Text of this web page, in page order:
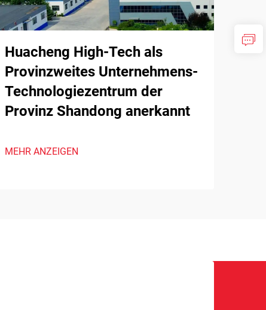
Huacheng High-Tech als
Provinzweites Unternehmens-
Technologiezentrum der
Provinz Shandong anerkannt
MEHR ANZEIGEN